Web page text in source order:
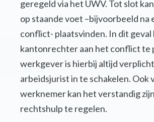
geregeld via het UWV. Tot slot
op staande voet –bijvoorbeeld na
conflict- plaatsvinden. In dit geval
kantonrechter aan het conflict te
werkgever is hierbij altijd
arbeidsjurist in te schakelen. Ook
werknemer kan het verstandig
rechtshulp te regelen.